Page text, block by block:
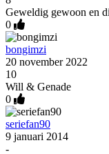
Geweldig gewoon en
0
bongimzi
20 november 2022
10
Will & Genade
0
seriefan90
9 januari 2014
-